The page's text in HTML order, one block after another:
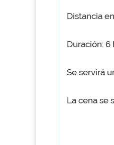
Distancia
Duración: 6
Se servirá
La cena se